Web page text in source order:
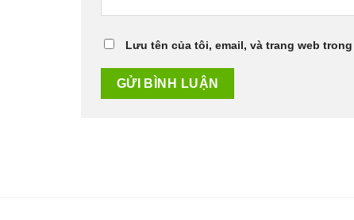
Lưu tên của tôi, email, và trang web